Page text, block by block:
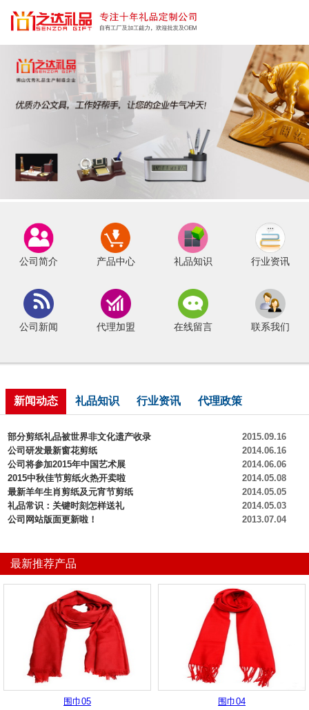
公司简介 产品中心 礼品知识 行业资讯
公司新闻 代理加盟 在线留言 联系我们
新闻动态 礼品知识 行业资讯 代理政策
部分剪纸礼品被世界非文化遗产收录
2015.09.16
公司研发最新窗花剪纸
2014.06.16
公司将参加2015年中国艺术展
2014.06.06
2015中秋佳节剪纸火热开卖啦
2014.05.08
最新羊年生肖剪纸及元宵节剪纸
2014.05.05
礼品常识：关键时刻怎样送礼
2014.05.03
公司网站版面更新啦！
2013.07.04
最新推荐产品
围巾05 围巾04